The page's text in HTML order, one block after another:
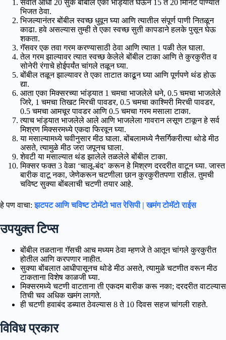
सर्वात आधी 20 सुके बोंबील एका भांड्यात घेऊन 15 ते 20 मिनिटे पाण्यात
भिजत ठेवा.
भिजल्यानंतर बोंबील स्वच्छ धुवून घ्या आणि त्यातील संपूर्ण पाणी नितळून
काढा. हवे असल्यास तुम्ही ते एका स्वच्छ सुती कापडाने हलके पुसून घेऊ
शकता.
गॅसवर एक तवा गरम करण्यासाठी ठेवा आणि त्यात 1 पळी तेल घाला.
तेल गरम झाल्यावर त्यात स्वच्छ केलेले बोंबील टाका आणि ते कुरकुरीत व
सोनेरी रंगाचे होईपर्यंत चांगले तळून घ्या.
बोंबील तळून झाल्यावर ते एका ताटात काढून घ्या आणि पूर्णपणे थंड होऊ
द्या.
आता एका मिक्सरच्या भांड्यात 1 चमचा भाजलेले धने, 0.5 चमचा भाजलेले
जिरे, 1 चमचा तिखट मिरची पावडर, 0.5 चमचा काश्मिरी मिरची पावडर,
0.5 चमचा आमचूर पावडर आणि 0.5 चमचा गरम मसाला टाका.
त्याच भांड्यात भाजलेले आले आणि भाजलेला गावरान लसूण टाकून हे सर्व
मिश्रण मिक्सरमध्ये एकदा फिरवून घ्या.
या मसाल्यामध्ये चवीनुसार मीठ घाला. बोंबलामध्ये नैसर्गिकरीत्या थोडे मीठ
असते, त्यामुळे मीठ जरा जपूनच घाला.
शेवटी या मसाल्यात थंड झालेले तळलेले बोंबील टाका.
मिक्सर फक्त 3 वेळा ‘चालू-बंद’ करून हे मिश्रण दरदरीत वाटून घ्या. जास्त
बारीक वाटू नका, जेणेकरून चटणीला छान कुरकुरीतपणा राहील. तुमची
चविष्ट सुक्या बोंबलाची चटणी तयार आहे.
हे पण वाचा:झटपट आणि चविष्ट टोमॅटो भात रेसिपी | खमंग टोमॅटो राईस
उपयुक्त टिप्स
बोंबील तळताना गॅसची आच मध्यम ठेवा म्हणजे ते आतून चांगले कुरकुरीत
होतील आणि करपणार नाहीत.
सुक्या बोंबलात आधीपासूनच थोडे मीठ असते, त्यामुळे चटणीत वरून मीठ
टाकताना विशेष काळजी घ्या.
मिक्सरमध्ये चटणी वाटताना ती एकदम बारीक करू नका; दरदरीत वाटल्यास
तिची चव अधिक खमंग लागते.
ही चटणी हवाबंद डब्यात ठेवल्यास 8 ते 10 दिवस सहज चांगली राहते.
विविध प्रकार